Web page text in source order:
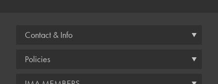
Contact & Info
Policies